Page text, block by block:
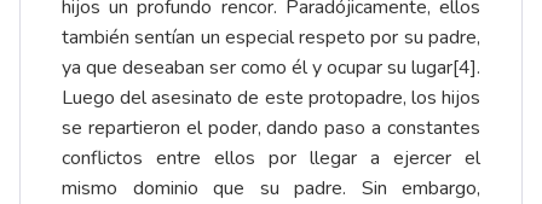
hijos un profundo rencor. Paradójicamente, ellos
también sentían un especial respeto por su padre,
ya que deseaban ser como él y ocupar su lugar[4].
Luego del asesinato de este protopadre, los hijos
se repartieron el poder, dando paso a constantes
conflictos entre ellos por llegar a ejercer el
mismo dominio que su padre. Sin embargo,